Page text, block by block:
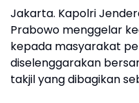
Jakarta. Kapolri
Prabowo menggelar
kepada masyarakat
diselenggarakan
takjil yang dibagikan